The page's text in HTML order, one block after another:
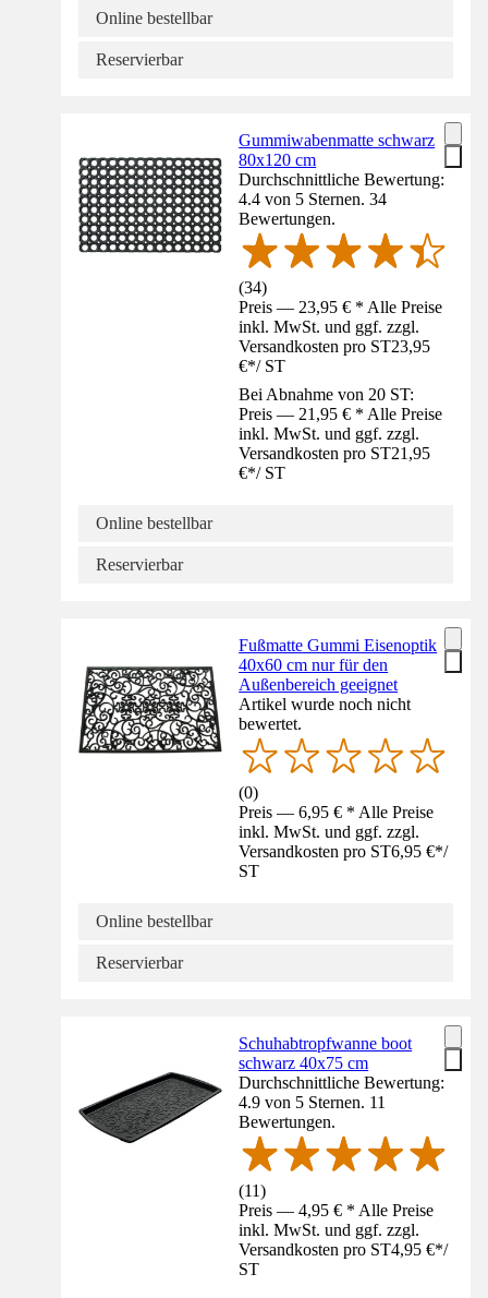
Online bestellbar
Reservierbar
Gummiwabenmatte schwarz
80x120 cm
Durchschnittliche Bewertung:
4.4 von 5 Sternen. 34
Bewertungen.
(34)
Preis — 23,95 € * Alle Preise
inkl. MwSt. und ggf. zzgl.
Versandkosten pro ST23,95
€*/ ST
Bei Abnahme von 20 ST:
Preis — 21,95 € * Alle Preise
inkl. MwSt. und ggf. zzgl.
Versandkosten pro ST21,95
€*/ ST
Online bestellbar
Reservierbar
Fußmatte Gummi Eisenoptik
40x60 cm nur für den
Außenbereich geeignet
Artikel wurde noch nicht
bewertet.
(0)
Preis — 6,95 € * Alle Preise
inkl. MwSt. und ggf. zzgl.
Versandkosten pro ST6,95 €*/
ST
Online bestellbar
Reservierbar
Schuhabtropfwanne boot
schwarz 40x75 cm
Durchschnittliche Bewertung:
4.9 von 5 Sternen. 11
Bewertungen.
(11)
Preis — 4,95 € * Alle Preise
inkl. MwSt. und ggf. zzgl.
Versandkosten pro ST4,95 €*/
ST